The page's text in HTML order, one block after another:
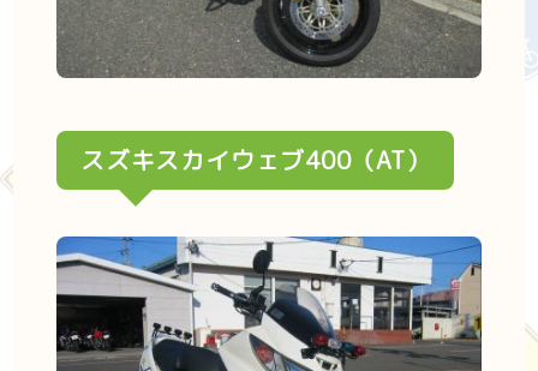
スズキスカイウェブ400（AT）